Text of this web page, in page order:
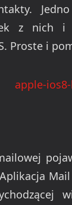
z nich i
Proste i